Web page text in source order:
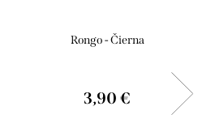
Rongo - Čierna
3,90 €